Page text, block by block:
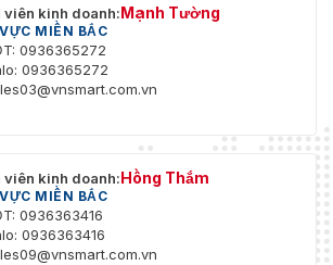
viên kinh doanh:Mạnh Tường
MIỀN BẮC
0936365272
0936365272
viên kinh doanh:Hồng Thắm
MIỀN BẮC
0936363416
0936363416